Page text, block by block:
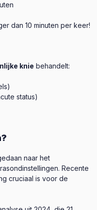
dan 10 minuten per keer!
knie behandelt:
status)
naar het
Recente
cruciaal is voor de